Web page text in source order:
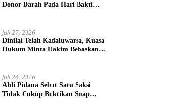
Donor Darah Pada Hari Bakti
Juli 27, 2026
Dinilai Telah Kadaluwarsa, Kuasa
Hukum Minta Hakim Bebaskan
Juli 24, 2026
Ahli Pidana Sebut Satu Saksi
Tidak Cukup Buktikan Suap